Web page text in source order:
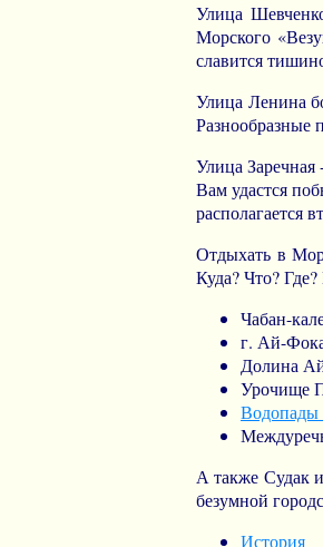
Улица
Морского
славится
Улица Ленина
Разнообразные
Улица
Вам удастся
располагается
Отдыхать в
Куда? Что?
Чабан-
г. Ай-
Долина
Урочище
Водопады
А также Судак
безумной
История